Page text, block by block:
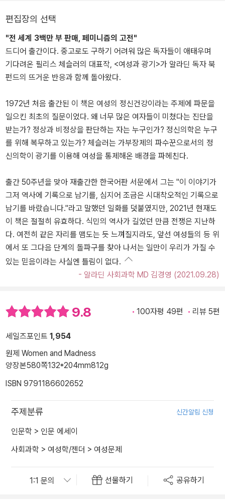
편집장의 선택
"전 세계 3백만 부 판매, 페미니즘의 고전"
드디어 출간이다. 중고로도 구하기 어려워 많은 독자들이 애태우며
기다려온 필리스 체슬러의 대표작, <여성과 광기>가 알라딘 독자 북
펀드의 뜨거운 반응과 함께 돌아왔다.
1972년 처음 출간된 이 책은 여성의 정신건강이라는 주제에 파문을
일으킨 최초의 질문이었다. 왜 너무 많은 여자들이 미쳤다는 진단을
받는가? 정상과 비정상을 판단하는 자는 누구인가? 정신의학은 누구
를 위해 복무하고 있는가? 체슬러는 가부장제의 파수꾼으로서의 정
신의학이 광기를 이용해 여성을 통제해온 배경을 파헤친다.
출간 50주년을 맞아 재출간한 한국어판 서문에서 그는 "이 이야기가
그저 역사에 기록으로 남기를, 심지어 조금은 시대착오적인 기록으로
남기를 바랐습니다."라고 말했던 일화를 덧붙였지만, 2021년 현재도
이 책은 절절히 유효하다. 식민의 역사가 길었던 만큼 전쟁은 지난하
다. 여전히 같은 자리를 맴도는 듯 느껴질지라도, 앞선 여성들의 등 위
에서 또 그다음 단계의 돌파구를 찾아 나서는 일만이 우리가 가질 수
있는 믿음이라는 사실엔 틀림이 없다.
- 알라딘 사회과학 MD 김경영 (2021.09.28)
9.8 100자평 49편 리뷰 5편
세일즈포인트 1,954
원제 Women and Madness
양장본580쪽132*204mm812g
ISBN 9791186602652
주제분류 신간알림 신청
인문학 > 인문 에세이
사회과학 > 여성학/젠더 > 여성문제
선물하기 공유하기